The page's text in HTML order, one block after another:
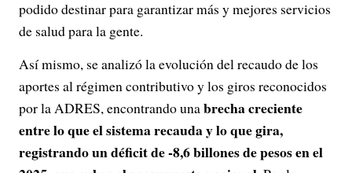
podido destinar para garantizar más y mejores servicios
de salud para la gente.
Así mismo, se analizó la evolución del recaudo de los
aportes al régimen contributivo y los giros reconocidos
por la ADRES, encontrando unabrecha creciente
entre lo que el sistema recauda y lo que gira,
registrando un déficit de -8,6 billones de pesos en el